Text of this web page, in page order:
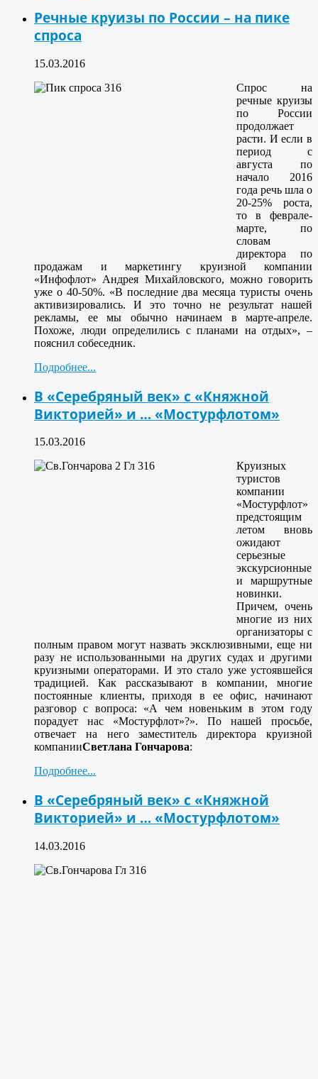
Речные круизы по России – на пике
спроса
15.03.2016
Спрос на
речные круизы
по России
продолжает
расти. И если в
период с
августа по
начало 2016
года речь шла о
20-25% роста,
то в феврале-
марте, по
словам
директора по
продажам и маркетингу круизной компании
«Инфофлот» Андрея Михайловского, можно говорить
уже о 40-50%. «В последние два месяца туристы очень
активизировались. И это точно не результат нашей
рекламы, ее мы обычно начинаем в марте-апреле.
Похоже, люди определились с планами на отдых», –
пояснил собеседник.
Подробнее...
В «Серебряный век» с «Княжной
Викторией» и … «Мостурфлотом»
15.03.2016
Круизных
туристов
компании
«Мостурфлот»
предстоящим
летом вновь
ожидают
серьезные
экскурсионные
и маршрутные
новинки.
Причем, очень
многие из них
организаторы с
полным правом могут назвать эксклюзивными, еще ни
разу не использованными на других судах и другими
круизными операторами. И это стало уже устоявшейся
традицией. Как рассказывают в компании, многие
постоянные клиенты, приходя в ее офис, начинают
разговор с вопроса: «А чем новеньким в этом году
порадует нас «Мостурфлот»?». По нашей просьбе,
отвечает на него заместитель директора круизной
компанииСветлана Гончарова:
Подробнее...
В «Серебряный век» с «Княжной
Викторией» и … «Мостурфлотом»
14.03.2016